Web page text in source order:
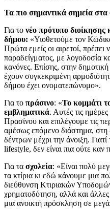
Τα πιο σημαντικά σημεία
Για το νέο πρότυπο διοίκησης
δήμου: «Υιοθετούμε τον
Πρώτα εμείς οι αιρετοί, πρέπει
παραδείγματος, με λογοδοσία
κανόνες. Επίσης, στην
έχουν συγκεκριμένη
δήμου έχει ονοματεπώνυμο».
Για το πράσινο: «Το κομμάτι
εμβληματικά. Αυτές τις
Πρασίνου και επιλέγουμε τις
αμέσως επόμενο διάστημα,
δέντρων μέχρι την άνοιξη.
lifestyle, δεν είναι πια ούτε καν
Για τα σχολεία: «Είναι πολύ
τα κτίρια κι εδώ κάνουμε μια
διεύθυνση Κτιριακών
χρηματοδότηση, αλλά και
μια ανοικτή πρόσκληση σε